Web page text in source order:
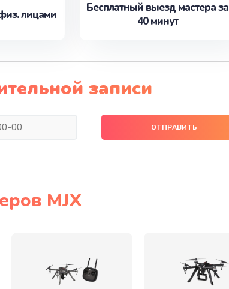
лицами
Бесплатный выезд мастера за
40 минут
записи
MJX